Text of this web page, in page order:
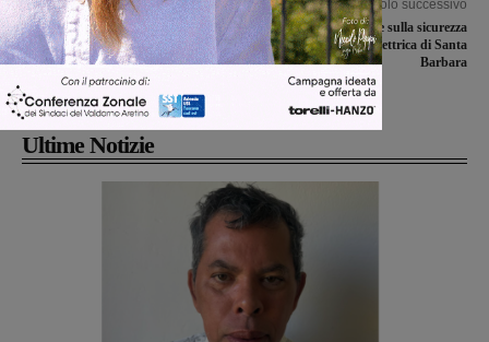
Articolo precedente
Persone con gravi disabilità, aperto in
provincia di Arezzo il bando per
finanziare progetti di adattamento
domestico
Articolo successivo
Giornata di formazione sulla sicurezza
alla centrale elettrica di Santa
Barbara
Ultime Notizie